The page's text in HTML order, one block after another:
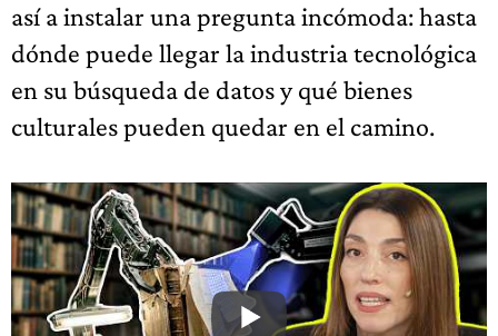
así a instalar una pregunta incómoda: hasta
dónde puede llegar la industria tecnológica
en su búsqueda de datos y qué bienes
culturales pueden quedar en el camino.